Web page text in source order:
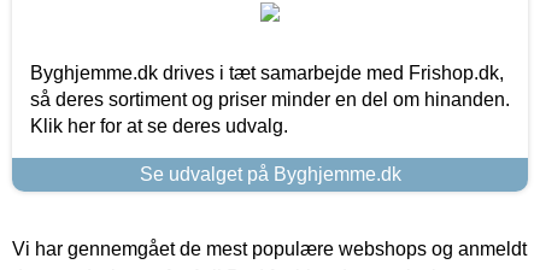
Byghjemme.dk drives i tæt samarbejde med Frishop.dk,
så deres sortiment og priser minder en del om hinanden.
Klik her for at se deres udvalg.
Se udvalget på Byghjemme.dk
Vi har gennemgået de mest populære webshops og anmeldt